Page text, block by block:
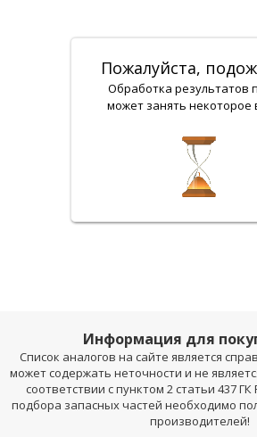
Пожалуйста,
Обработка результатов
может занять некоторое
Информация для
Список аналогов на сайте является
может содержать неточности и не
соответствии с пунктом 2 статьи 437
подбора запасных частей необходимо
производителей!